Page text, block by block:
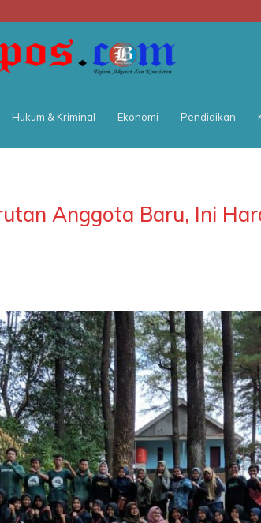
POS
Hukum & Kriminal Ekonomi Pendidikan
Anggota Baru, Ini